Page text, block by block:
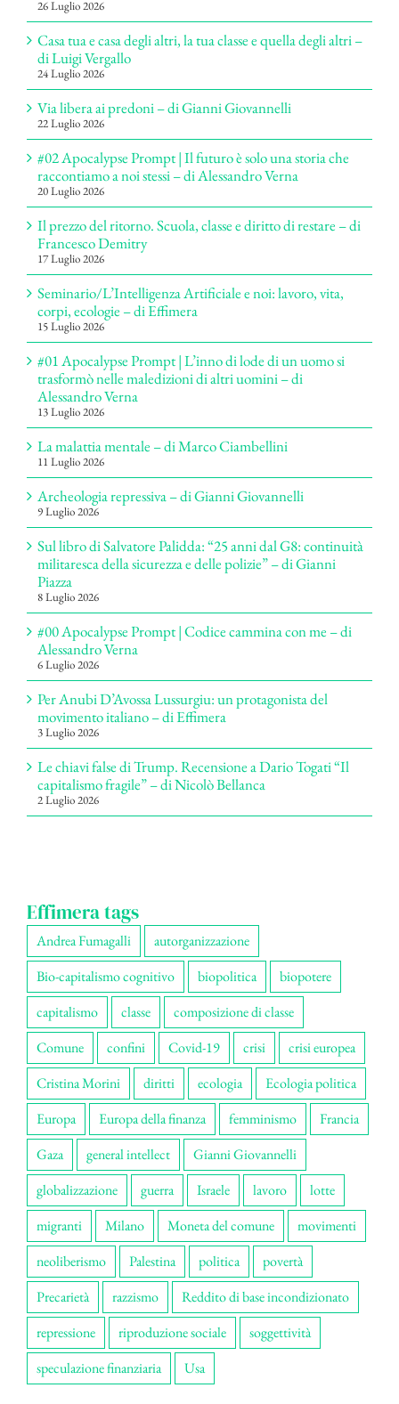
26 Luglio 2026
Casa tua e casa degli altri, la tua classe e quella degli altri –
di Luigi Vergallo
24 Luglio 2026
Via libera ai predoni – di Gianni Giovannelli
22 Luglio 2026
#02 Apocalypse Prompt | Il futuro è solo una storia che
raccontiamo a noi stessi – di Alessandro Verna
20 Luglio 2026
Il prezzo del ritorno. Scuola, classe e diritto di restare – di
Francesco Demitry
17 Luglio 2026
Seminario/L’Intelligenza Artificiale e noi: lavoro, vita,
corpi, ecologie – di Effimera
15 Luglio 2026
#01 Apocalypse Prompt | L’inno di lode di un uomo si
trasformò nelle maledizioni di altri uomini – di
Alessandro Verna
13 Luglio 2026
La malattia mentale – di Marco Ciambellini
11 Luglio 2026
Archeologia repressiva – di Gianni Giovannelli
9 Luglio 2026
Sul libro di Salvatore Palidda: “25 anni dal G8: continuità
militaresca della sicurezza e delle polizie” – di Gianni
Piazza
8 Luglio 2026
#00 Apocalypse Prompt | Codice cammina con me – di
Alessandro Verna
6 Luglio 2026
Per Anubi D’Avossa Lussurgiu: un protagonista del
movimento italiano – di Effimera
3 Luglio 2026
Le chiavi false di Trump. Recensione a Dario Togati “Il
capitalismo fragile” – di Nicolò Bellanca
2 Luglio 2026
Effimera tags
Andrea Fumagalli
autorganizzazione
Bio-capitalismo cognitivo
biopolitica
biopotere
capitalismo
classe
composizione di classe
Comune
confini Covid-19 crisi
crisi europea
Cristina Morini
diritti ecologia
Ecologia politica
Europa
Europa della finanza femminismo
Francia
Gaza
general intellect
Gianni Giovannelli
globalizzazione
guerra Israele lavoro
lotte
migranti
Milano Moneta del comune
movimenti
neoliberismo
Palestina politica
povertà
Precarietà
razzismo
Reddito di base incondizionato
repressione
riproduzione sociale
soggettività
speculazione finanziaria
Usa